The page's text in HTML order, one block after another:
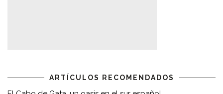
ARTÍCULOS RECOMENDADOS